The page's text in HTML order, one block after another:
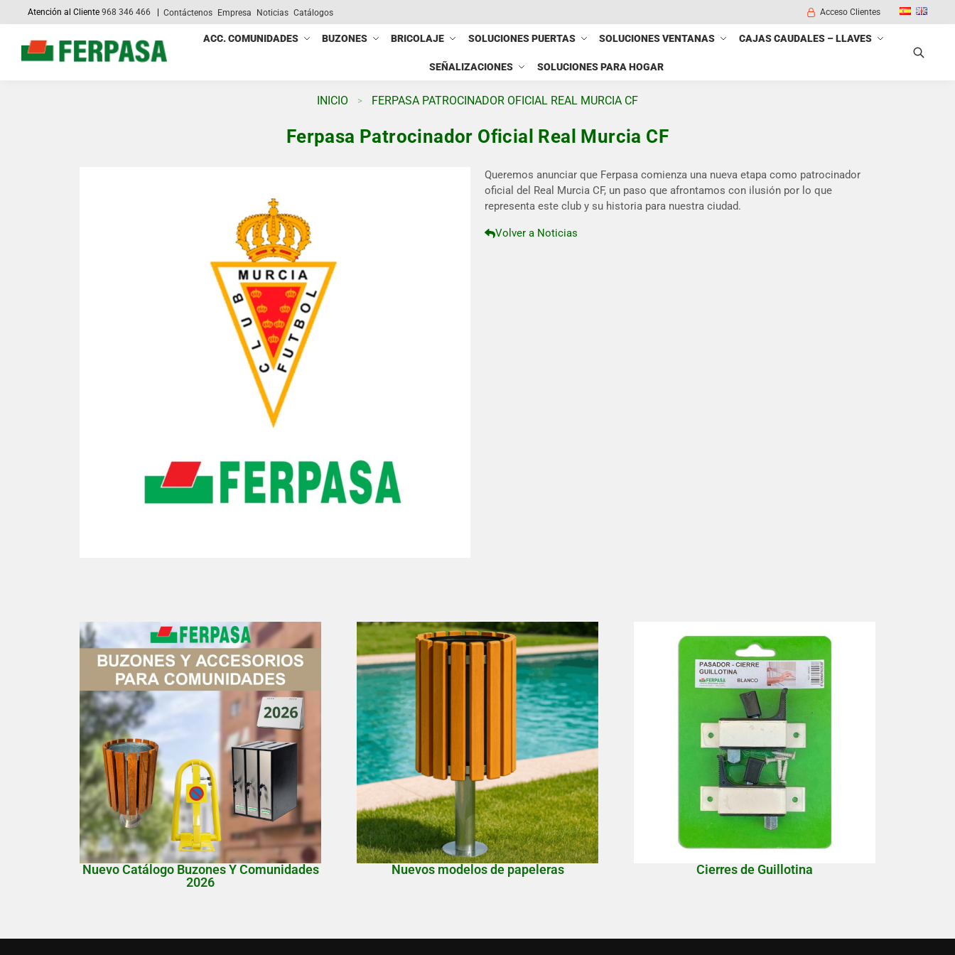
Atención al Cliente968 346 466 Contáctenos Empresa Noticias Catálogos Acceso Clientes
ACC. COMUNIDADES BUZONES BRICOLAJE SOLUCIONES PUERTAS SOLUCIONES VENTANAS CAJAS CAUDALES – LLAVES
SEÑALIZACIONES SOLUCIONES PARA HOGAR
Search
INICIO > FERPASA PATROCINADOR OFICIAL REAL MURCIA CF
Ferpasa Patrocinador Oficial Real Murcia CF
Queremos anunciar que Ferpasa comienza una nueva etapa como patrocinador
oficial del Real Murcia CF, un paso que afrontamos con ilusión por lo que
representa este club y su historia para nuestra ciudad.
Volver a Noticias
Nuevo Catálogo Buzones Y Comunidades
2026
Nuevos modelos de papeleras Cierres de Guillotina